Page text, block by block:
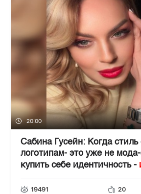
20:00
Сабина Гусейн: Когда стиль
логотипам- это уже не
купить себе идентичность -
19491 20